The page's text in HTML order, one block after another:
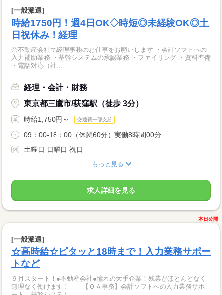
[一般派遣]
時給1750円！週4日OK◇時短◎未経験OK◎土
日祝休み！経理
◎不動産会社で経理事務のお仕事をお願いします ・会計ソフトへの
入力補助業務 ・基幹システムの承認業務 ・ファイリング ・資料準備
・電話対応（社...
経理・会計・財務
東京都三鷹市/荻窪駅（徒歩 3分）
時給1,750円～ 交通費一部支給
09：00-18：00（休憩60分）実働8時間00分 ...
土曜日 日曜日 祝日
もっと見る
求人詳細を見る
本日公開
[一般派遣]
☆高時給☆ピタッと18時まで！入力業務サポー
トなど
９月スタート！●不動産会社●憧れの大手企業！残業がほとんどなく
無理なく働けます！ 【ＯＡ事務】会計ソフトへの入力業務サポ